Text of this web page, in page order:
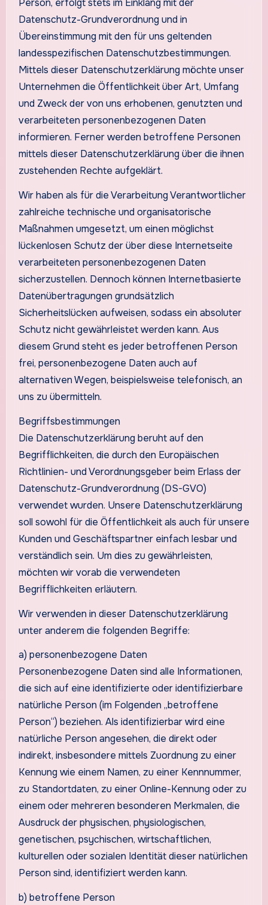
Person, erfolgt stets im Einklang mit der
Datenschutz-Grundverordnung und in
Übereinstimmung mit den für uns geltenden
landesspezifischen Datenschutzbestimmungen.
Mittels dieser Datenschutzerklärung möchte unser
Unternehmen die Öffentlichkeit über Art, Umfang
und Zweck der von uns erhobenen, genutzten und
verarbeiteten personenbezogenen Daten
informieren. Ferner werden betroffene Personen
mittels dieser Datenschutzerklärung über die ihnen
zustehenden Rechte aufgeklärt.
Wir haben als für die Verarbeitung Verantwortlicher
zahlreiche technische und organisatorische
Maßnahmen umgesetzt, um einen möglichst
lückenlosen Schutz der über diese Internetseite
verarbeiteten personenbezogenen Daten
sicherzustellen. Dennoch können Internetbasierte
Datenübertragungen grundsätzlich
Sicherheitslücken aufweisen, sodass ein absoluter
Schutz nicht gewährleistet werden kann. Aus
diesem Grund steht es jeder betroffenen Person
frei, personenbezogene Daten auch auf
alternativen Wegen, beispielsweise telefonisch, an
uns zu übermitteln.
Begriffsbestimmungen
Die Datenschutzerklärung beruht auf den
Begrifflichkeiten, die durch den Europäischen
Richtlinien- und Verordnungsgeber beim Erlass der
Datenschutz-Grundverordnung (DS-GVO)
verwendet wurden. Unsere Datenschutzerklärung
soll sowohl für die Öffentlichkeit als auch für unsere
Kunden und Geschäftspartner einfach lesbar und
verständlich sein. Um dies zu gewährleisten,
möchten wir vorab die verwendeten
Begrifflichkeiten erläutern.
Wir verwenden in dieser Datenschutzerklärung
unter anderem die folgenden Begriffe:
a) personenbezogene Daten
Personenbezogene Daten sind alle Informationen,
die sich auf eine identifizierte oder identifizierbare
natürliche Person (im Folgenden „betroffene
Person“) beziehen. Als identifizierbar wird eine
natürliche Person angesehen, die direkt oder
indirekt, insbesondere mittels Zuordnung zu einer
Kennung wie einem Namen, zu einer Kennnummer,
zu Standortdaten, zu einer Online-Kennung oder zu
einem oder mehreren besonderen Merkmalen, die
Ausdruck der physischen, physiologischen,
genetischen, psychischen, wirtschaftlichen,
kulturellen oder sozialen Identität dieser natürlichen
Person sind, identifiziert werden kann.
b) betroffene Person